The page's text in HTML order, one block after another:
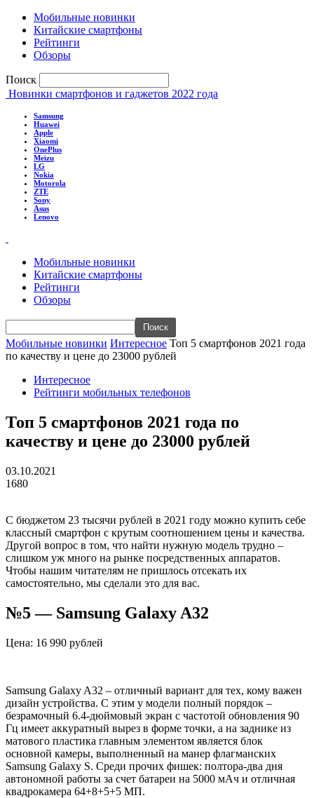
Мобильные новинки
Китайские смартфоны
Рейтинги
Обзоры
Поиск
Новинки смартфонов и гаджетов 2022 года
Samsung
Huawei
Apple
Xiaomi
OnePlus
Meizu
LG
Nokia
Motorola
ZTE
Sony
Asus
Lenovo
Мобильные новинки
Китайские смартфоны
Рейтинги
Обзоры
Мобильные новинки Интересное Топ 5 смартфонов 2021 года
по качеству и цене до 23000 рублей
Интересное
Рейтинги мобильных телефонов
Топ 5 смартфонов 2021 года по
качеству и цене до 23000 рублей
03.10.2021
1680
С бюджетом 23 тысячи рублей в 2021 году можно купить себе
классный смартфон с крутым соотношением цены и качества.
Другой вопрос в том, что найти нужную модель трудно –
слишком уж много на рынке посредственных аппаратов.
Чтобы нашим читателям не пришлось отсекать их
самостоятельно, мы сделали это для вас.
№5 — Samsung Galaxy A32
Цена: 16 990 рублей
Samsung Galaxy A32 – отличный вариант для тех, кому важен
дизайн устройства. С этим у модели полный порядок –
безрамочный 6.4-дюймовый экран с частотой обновления 90
Гц имеет аккуратный вырез в форме точки, а на заднике из
матового пластика главным элементом является блок
основной камеры, выполненный на манер флагманских
Samsung Galaxy S. Среди прочих фишек: полтора-два дня
автономной работы за счет батареи на 5000 мАч и отличная
квадрокамера 64+8+5+5 МП.